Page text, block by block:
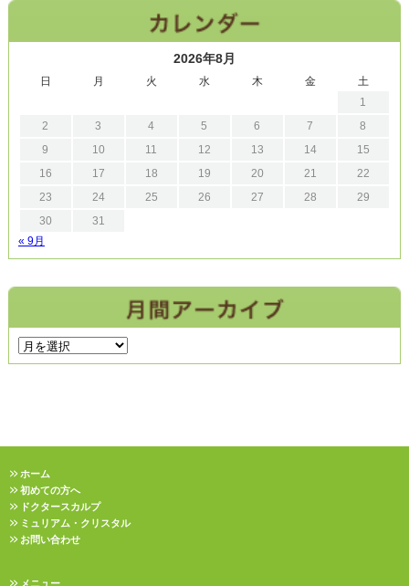
2026年8月
日 月 火 水 木 金
土
1
2
3 4 5 6 7
8
9
10 11 12 13 14
15
16
17 18 19 20 21
22
23
24 25 26 27 28
29
30
31
« 9月
ホーム
初めての方へ
ドクタースカルプ
ミュリアム・クリスタル
お問い合わせ
メニュー